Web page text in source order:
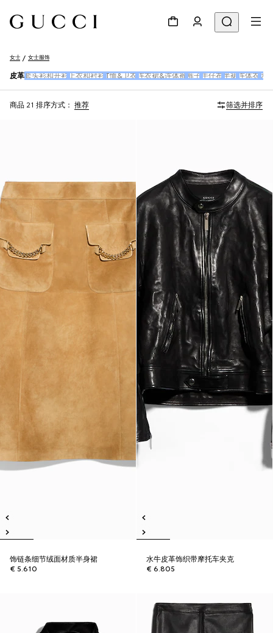
女士 女士服饰
皮革 套头衫和开衫 上衣和衬衫 T恤&卫衣 连衣裙&连体裤 裤子 牛仔布 半裙 连体衣 大
商品 21 排序方式： 推荐 筛选并排序
饰链条细节绒面材质半身裙
€ 5.610
水牛皮革饰织带摩托车夹克
€ 6.805